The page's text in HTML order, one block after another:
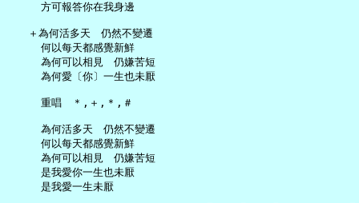
     方可報答你在我身邊
   ＋為何活多天　仍然不變遷
     何以每天都感覺新鮮
     為何可以相見　仍嫌苦短
     為何愛〔你〕一生也未厭
     重唱　＊,＋,＊,＃
     為何活多天　仍然不變遷
     何以每天都感覺新鮮
     為何可以相見　仍嫌苦短
     是我愛你一生也未厭